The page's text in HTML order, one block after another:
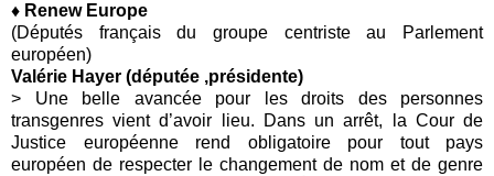
♦ Renew Europe
(Députés français du groupe centriste au Parlement
européen)
Valérie Hayer (députée ,présidente)
> Une belle avancée pour les droits des personnes
transgenres vient d’avoir lieu. Dans un arrêt, la Cour de
Justice européenne rend obligatoire pour tout pays
européen de respecter le changement de nom et de genre